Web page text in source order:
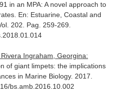
in an MPA: A novel approach to
En: Estuarine, Coastal and
202. Pag. 259-269.
Ingraham, Georgina:
of giant limpets: the implications
in Marine Biology. 2017.
bs.amb.2016.10.002